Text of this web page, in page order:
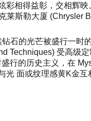
彩相得益彰，交相辉
莱斯勒大厦 (Chrysler
石的光芒被盛行一时
Techniques) 受高级
行的历史主义，在
光 面或纹理感黄K金